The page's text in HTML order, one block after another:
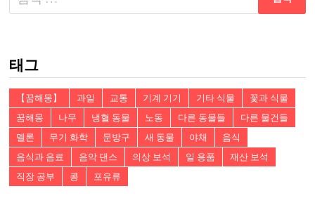
음
태그
【꿈해몽】 과일 교통 기계 기기 기타 식물
꽃과 식물
꿈해몽
나무 냉혈 동물 노동 다른 동물들
다른 물건들
멜론
무기 화학 문방구 새 동물 야채
음식
음식과 음료
음악 댄스 의상 보석 일 용품
재산 보석
직장 공부
콩 포유류